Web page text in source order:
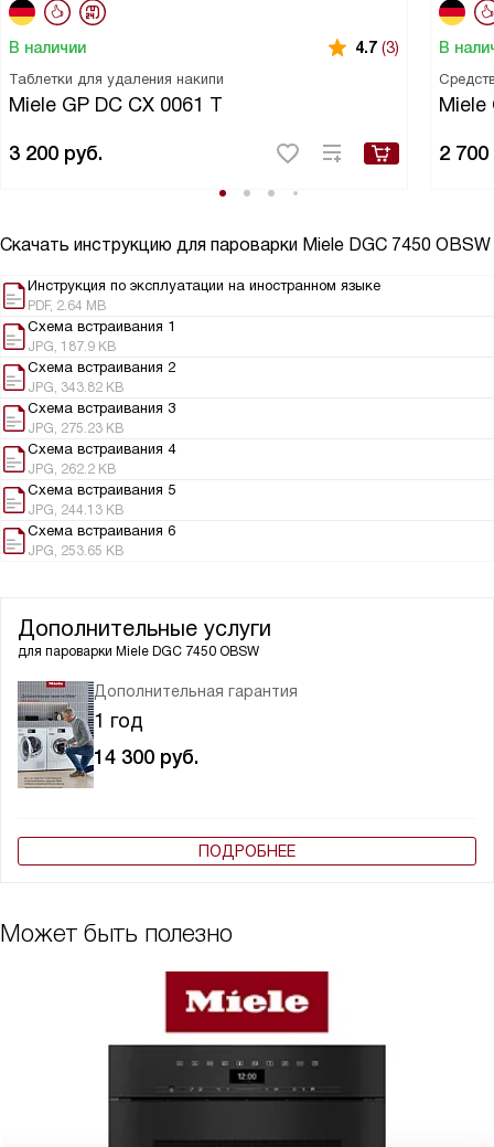
В наличии 4.7 (3)
Таблетки для удаления накипи
Miele GP DC CX 0061 T
3 200 руб.
В
Miele
2 700
Скачать инструкцию для пароварки Miele DGC 7450 OBSW
Инструкция по эксплуатации на иностранном языке
PDF, 2.64 MB
Схема встраивания 1
JPG, 187.9 KB
Схема встраивания 2
JPG, 343.82 KB
Схема встраивания 3
JPG, 275.23 KB
Схема встраивания 4
JPG, 262.2 KB
Схема встраивания 5
JPG, 244.13 KB
Схема встраивания 6
JPG, 253.65 KB
Дополнительные услуги
для пароварки Miele DGC 7450 OBSW
Дополнительная гарантия
1 год
14 300 руб.
ПОДРОБНЕЕ
Может быть полезно